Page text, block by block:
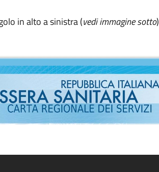
in alto a sinistra (vedi immagine sotto)